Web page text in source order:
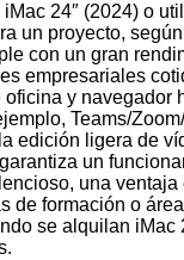
24″ (2024) o
un proyecto,
con un gran
empresariales
y navegador
Teams/
edición ligera de
un
una ventaja
de formación o
se alquilan iMac